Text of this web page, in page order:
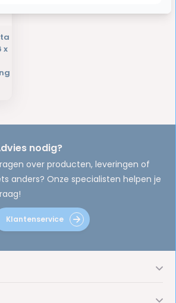
x
nodig?
over producten, leveringen of
anders? Onze specialisten helpen je
Klantenservice